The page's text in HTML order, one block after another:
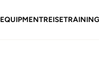
EQUIPMENTREISETRAINING